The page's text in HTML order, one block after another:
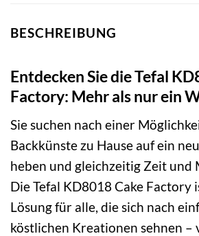
BESCHREIBUNG
Entdecken Sie die Tefal
Factory: Mehr als nur ein
Sie suchen nach einer
Backkünste zu Hause auf ein
heben und gleichzeitig Zeit und
Die Tefal KD8018 Cake Factory
Lösung für alle, die sich nach
köstlichen Kreationen sehnen –